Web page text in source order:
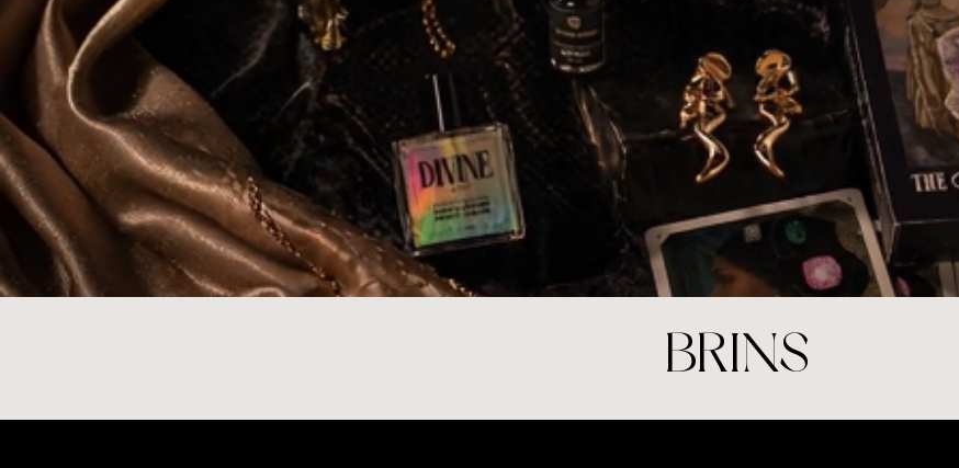
收
藏
BRINS